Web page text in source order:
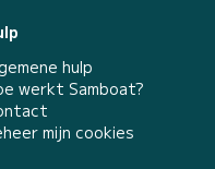
hulp
werkt Samboat?
mijn cookies